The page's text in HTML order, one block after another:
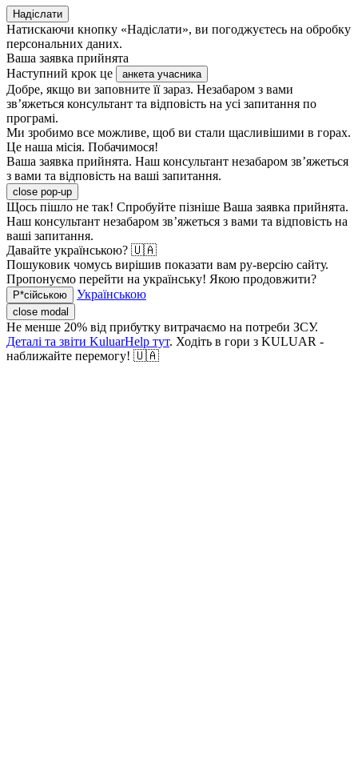
Надіслати
Натискаючи кнопку «Надіслати», ви погоджуєтесь на обробку
персональних даних.
Ваша заявка прийнята
Наступний крок це
анкета учасника
Добре, якщо ви заповните її зараз. Незабаром з вами
зв’яжеться консультант та відповість на усі запитання по
програмі.
Ми зробимо все можливе, щоб ви стали щасливішими в горах.
Це наша місія. Побачимося!
Ваша заявка прийнята. Наш консультант незабаром зв’яжеться
з вами та відповість на ваші запитання.
close pop-up
Щось пішло не так! Спробуйте пізніше Ваша заявка прийнята.
Наш консультант незабаром зв’яжеться з вами та відповість на
ваші запитання.
Давайте українською? 🇺🇦
Пошуковик чомусь вирішив показати вам ру-версію сайту.
Пропонуємо перейти на українську! Якою продовжити?
Р*сійською Українською
close modal
Не менше 20% від прибутку витрачаємо на потреби ЗСУ.
Деталі та звіти KuluarHelp тут. Ходіть в гори з KULUAR -
наближайте перемогу! 🇺🇦